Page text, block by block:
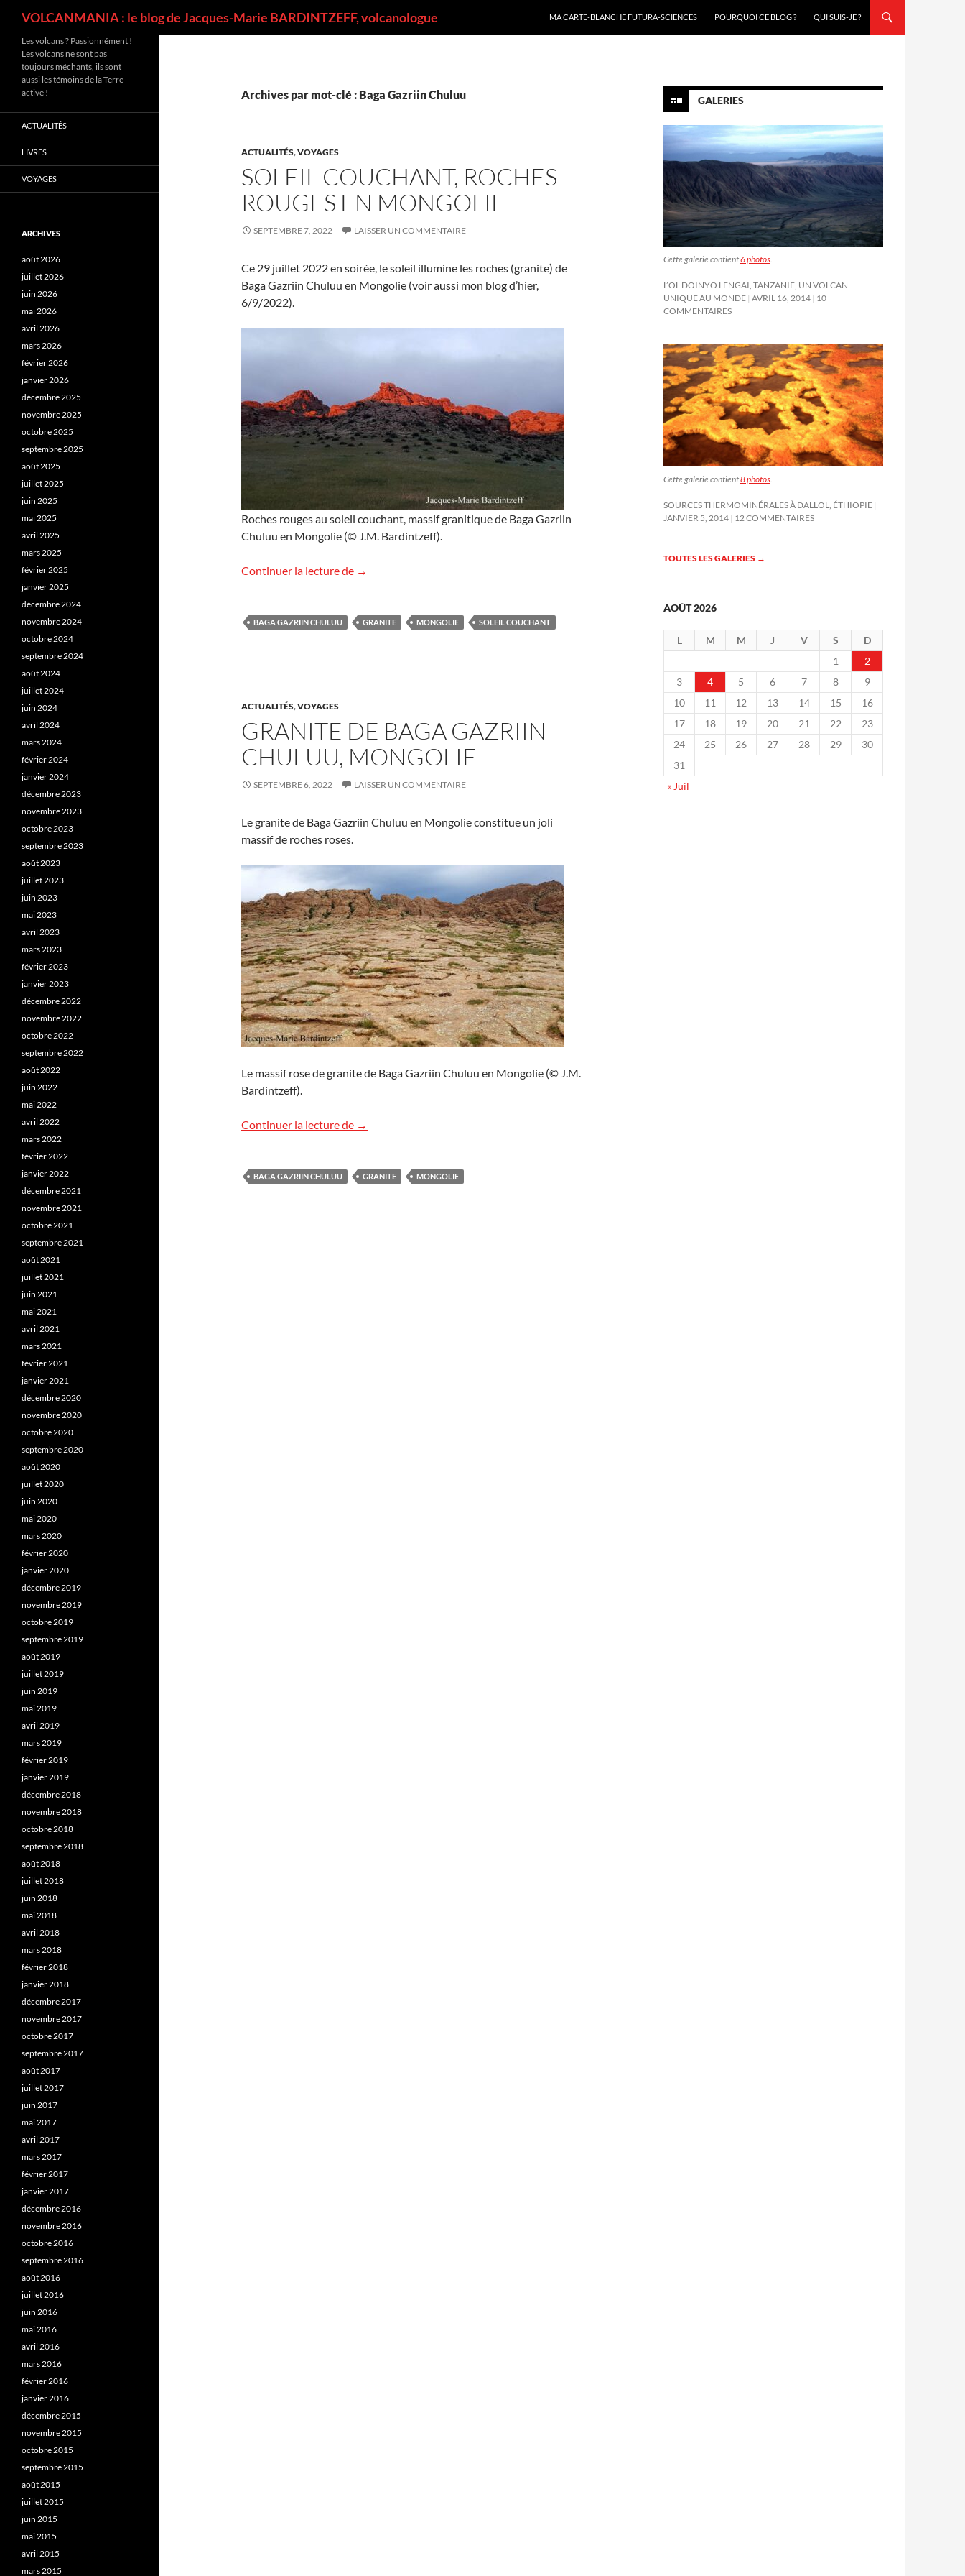
VOLCANMANIA : le blog de Jacques-Marie BARDINTZEFF, volcanologue
MA CARTE-BLANCHE FUTURA-SCIENCES
POURQUOI CE BLOG ? QUI SUIS-JE ?
Archives par mot-clé : Baga Gazriin Chuluu
ACTUALITÉS,VOYAGES
SOLEIL COUCHANT, ROCHES
ROUGES EN MONGOLIE
SEPTEMBRE 7, 2022 LAISSER UN COMMENTAIRE
Ce 29 juillet 2022 en soirée, le soleil illumine les roches (granite) de
Baga Gazriin Chuluu en Mongolie (voir aussi mon blog d’hier,
6/9/2022).
Roches rouges au soleil couchant, massif granitique de Baga Gazriin
Chuluu en Mongolie (© J.M. Bardintzeff).
Continuer la lecture de Soleil couchant, roches rouges en Mongolie
→
BAGA GAZRIIN CHULUU GRANITE MONGOLIE SOLEIL COUCHANT
ACTUALITÉS,VOYAGES
GRANITE DE BAGA GAZRIIN
CHULUU, MONGOLIE
SEPTEMBRE 6, 2022 LAISSER UN COMMENTAIRE
Le granite de Baga Gazriin Chuluu en Mongolie constitue un joli
massif de roches roses.
Le massif rose de granite de Baga Gazriin Chuluu en Mongolie (© J.M.
Bardintzeff).
Continuer la lecture de Granite de Baga Gazriin Chuluu, Mongolie
→
BAGA GAZRIIN CHULUU GRANITE MONGOLIE
GALERIES
Cette galerie contient6 photos.
L’OL DOINYO LENGAI, TANZANIE, UN VOLCAN
UNIQUE AU MONDE AVRIL 16, 2014 10
COMMENTAIRES
Cette galerie contient8 photos
SOURCES THERMOMINÉRALES À DALLOL, ÉTHIOPIE
JANVIER 5, 2014 12 COMMENTAIRES
TOUTES LES GALERIES →
AOÛT 2026
L M M J V S
D
1
2
3
4 5 6 7 8
9
10
11 12 13 14 15
16
17
18 19 20 21 22
23
24
25 26 27 28 29
30
31
« Juil
Les volcans ? Passionnément !
Les volcans ne sont pas
toujours méchants, ils sont
aussi les témoins de la Terre
active !
ACTUALITÉS
LIVRES
VOYAGES
ARCHIVES
août 2026
juillet 2026
juin 2026
mai 2026
avril 2026
mars 2026
février 2026
janvier 2026
décembre 2025
novembre 2025
octobre 2025
septembre 2025
août 2025
juillet 2025
juin 2025
mai 2025
avril 2025
mars 2025
février 2025
janvier 2025
décembre 2024
novembre 2024
octobre 2024
septembre 2024
août 2024
juillet 2024
juin 2024
avril 2024
mars 2024
février 2024
janvier 2024
décembre 2023
novembre 2023
octobre 2023
septembre 2023
août 2023
juillet 2023
juin 2023
mai 2023
avril 2023
mars 2023
février 2023
janvier 2023
décembre 2022
novembre 2022
octobre 2022
septembre 2022
août 2022
juin 2022
mai 2022
avril 2022
mars 2022
février 2022
janvier 2022
décembre 2021
novembre 2021
octobre 2021
septembre 2021
août 2021
juillet 2021
juin 2021
mai 2021
avril 2021
mars 2021
février 2021
janvier 2021
décembre 2020
novembre 2020
octobre 2020
septembre 2020
août 2020
juillet 2020
juin 2020
mai 2020
mars 2020
février 2020
janvier 2020
décembre 2019
novembre 2019
octobre 2019
septembre 2019
août 2019
juillet 2019
juin 2019
mai 2019
avril 2019
mars 2019
février 2019
janvier 2019
décembre 2018
novembre 2018
octobre 2018
septembre 2018
août 2018
juillet 2018
juin 2018
mai 2018
avril 2018
mars 2018
février 2018
janvier 2018
décembre 2017
novembre 2017
octobre 2017
septembre 2017
août 2017
juillet 2017
juin 2017
mai 2017
avril 2017
mars 2017
février 2017
janvier 2017
décembre 2016
novembre 2016
octobre 2016
septembre 2016
août 2016
juillet 2016
juin 2016
mai 2016
avril 2016
mars 2016
février 2016
janvier 2016
décembre 2015
novembre 2015
octobre 2015
septembre 2015
août 2015
juillet 2015
juin 2015
mai 2015
avril 2015
mars 2015